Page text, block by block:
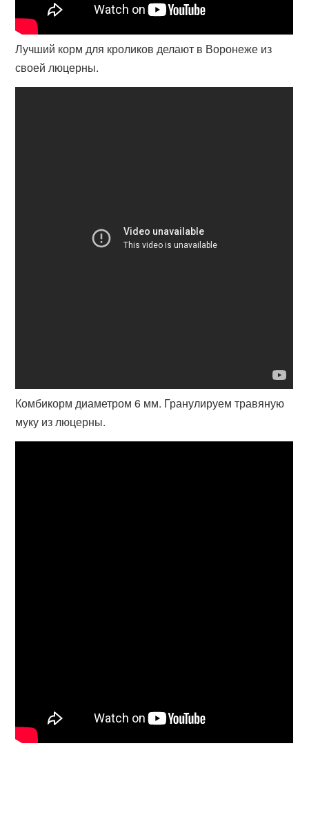
Лучший корм для кроликов делают в Воронеже из
своей люцерны.
Комбикорм диаметром 6 мм. Гранулируем травяную
муку из люцерны.